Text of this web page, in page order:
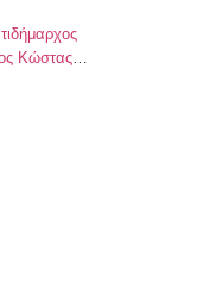
Κώστας
υπόψη τα
του